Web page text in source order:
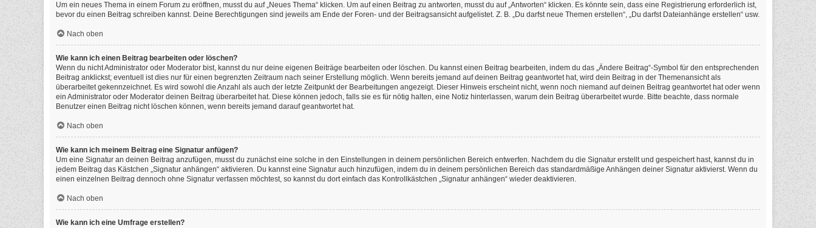
Um ein neues Thema in einem Forum zu eröffnen, musst du auf „Neues Thema“ klicken. Um auf einen Beitrag zu antworten, musst du auf „Antworten“ klicken. Es könnte sein, dass eine Registrierung erforderlich ist,
bevor du einen Beitrag schreiben kannst. Deine Berechtigungen sind jeweils am Ende der Foren- und der Beitragsansicht aufgelistet. Z. B. „Du darfst neue Themen erstellen“, „Du darfst Dateianhänge erstellen“ usw.
Nach oben
Wie kann ich einen Beitrag bearbeiten oder löschen?
Wenn du nicht Administrator oder Moderator bist, kannst du nur deine eigenen Beiträge bearbeiten oder löschen. Du kannst einen Beitrag bearbeiten, indem du das „Ändere Beitrag“-Symbol für den entsprechenden
Beitrag anklickst; eventuell ist dies nur für einen begrenzten Zeitraum nach seiner Erstellung möglich. Wenn bereits jemand auf deinen Beitrag geantwortet hat, wird dein Beitrag in der Themenansicht als
überarbeitet gekennzeichnet. Es wird sowohl die Anzahl als auch der letzte Zeitpunkt der Bearbeitungen angezeigt. Dieser Hinweis erscheint nicht, wenn noch niemand auf deinen Beitrag geantwortet hat oder wenn
ein Administrator oder Moderator deinen Beitrag überarbeitet hat. Diese können jedoch, falls sie es für nötig halten, eine Notiz hinterlassen, warum dein Beitrag überarbeitet wurde. Bitte beachte, dass normale
Benutzer einen Beitrag nicht löschen können, wenn bereits jemand darauf geantwortet hat.
Nach oben
Wie kann ich meinem Beitrag eine Signatur anfügen?
Um eine Signatur an deinen Beitrag anzufügen, musst du zunächst eine solche in den Einstellungen in deinem persönlichen Bereich entwerfen. Nachdem du die Signatur erstellt und gespeichert hast, kannst du in
jedem Beitrag das Kästchen „Signatur anhängen“ aktivieren. Du kannst eine Signatur auch hinzufügen, indem du in deinem persönlichen Bereich das standardmäßige Anhängen deiner Signatur aktivierst. Wenn du
einen einzelnen Beitrag dennoch ohne Signatur verfassen möchtest, so kannst du dort einfach das Kontrollkästchen „Signatur anhängen“ wieder deaktivieren.
Nach oben
Wie kann ich eine Umfrage erstellen?